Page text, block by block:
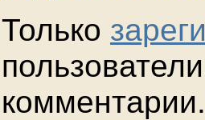
Только
комментарии.